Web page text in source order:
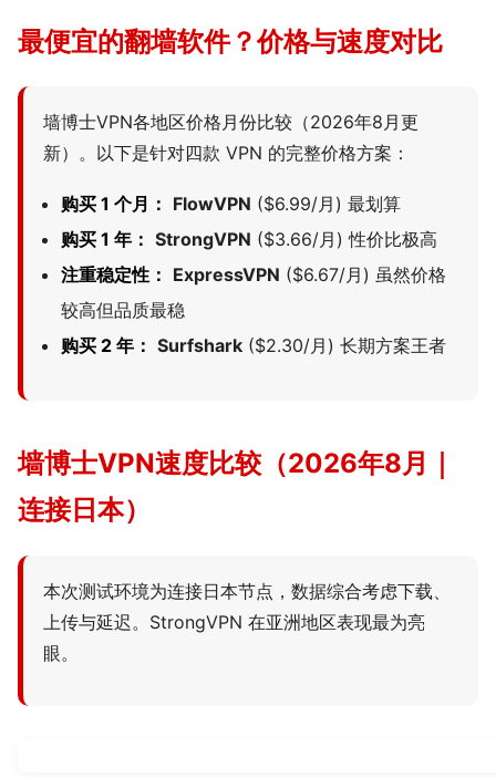
最便宜的翻墙软件？价格与速度对比
墙博士VPN各地区价格月份比较（2026年8月更
新）。以下是针对四款 VPN 的完整价格方案：
购买 1 个月： FlowVPN ($6.99/月) 最划算
购买 1 年： StrongVPN ($3.66/月) 性价比极高
注重稳定性： ExpressVPN ($6.67/月) 虽然价格
较高但品质最稳
购买 2 年： Surfshark ($2.30/月) 长期方案王者
墙博士VPN速度比较（2026年8月｜
连接日本）
本次测试环境为连接日本节点，数据综合考虑下载、
上传与延迟。StrongVPN 在亚洲地区表现最为亮
眼。